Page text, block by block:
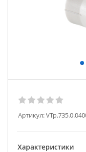
Артикул:
Характеристики